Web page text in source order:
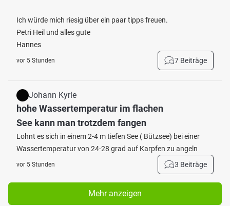
Ich würde mich riesig über ein paar tipps freuen.
Petri Heil und alles gute
Hannes
vor 5 Stunden 7 Beiträge
Johann Kyrle
hohe Wassertemperatur im flachen
See kann man trotzdem fangen
Lohnt es sich in einem 2-4 m tiefen See ( Bützsee) bei einer
Wassertemperatur von 24-28 grad auf Karpfen zu angeln
vor 5 Stunden 3 Beiträge
Mehr anzeigen